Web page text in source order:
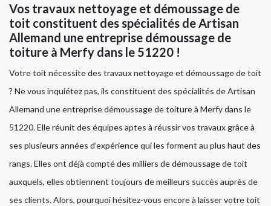
Vos travaux nettoyage et démoussage de
toit constituent des spécialités de Artisan
Allemand une entreprise démoussage de
toiture à Merfy dans le 51220 !
Votre toit nécessite des travaux nettoyage et démoussage de toit
? Ne vous inquiétez pas, ils constituent des spécialités de Artisan
Allemand une entreprise démoussage de toiture à Merfy dans le
51220. Elle réunit des équipes aptes à réussir vos travaux grâce à
ses plusieurs années d’expérience qui les forment au plus haut des
rangs. Elles ont déjà compté des milliers de démoussage de toit
auxquels, elles obtiennent toujours de meilleurs succès auprès de
ses clients. Alors, pourquoi hésitez-vous encore à laisser votre toit